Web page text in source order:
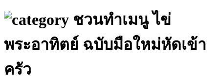
ชวนทำเมนู ไข่
พระอาทิตย์ ฉบับมือใหม่หัดเข้า
ครัว